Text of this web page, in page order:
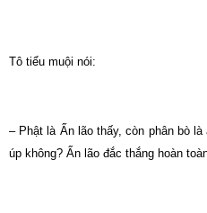
Tô tiểu muội nói:
– Phật là Ấn lão thấy, còn phân bò
úp không? Ấn lão đắc thắng hoàn